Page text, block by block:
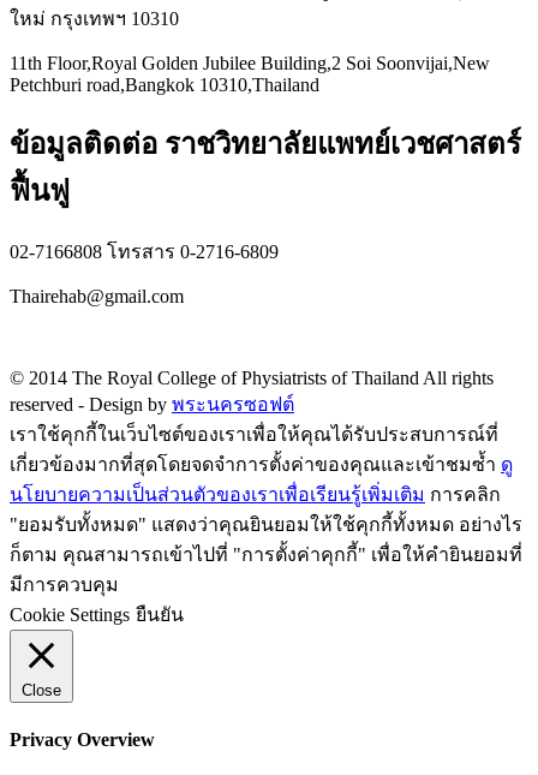
ใหม่ กรุงเทพฯ 10310
11th Floor,Royal Golden Jubilee Building,2 Soi Soonvijai,New
Petchburi road,Bangkok 10310,Thailand
ข้อมูลติดต่อ ราชวิทยาลัยแพทย์เวชศาสตร์
ฟื้นฟู
02-7166808 โทรสาร 0-2716-6809
Thairehab@gmail.com
© 2014 The Royal College of Physiatrists of Thailand All rights
reserved - Design by พระนครซอฟต์
เราใช้คุกกี้ในเว็บไซต์ของเราเพื่อให้คุณได้รับประสบการณ์ที่
เกี่ยวข้องมากที่สุดโดยจดจำการตั้งค่าของคุณและเข้าชมซ้ำ ดู
นโยบายความเป็นส่วนตัวของเราเพื่อเรียนรู้เพิ่มเติม การคลิก
"ยอมรับทั้งหมด" แสดงว่าคุณยินยอมให้ใช้คุกกี้ทั้งหมด อย่างไร
ก็ตาม คุณสามารถเข้าไปที่ "การตั้งค่าคุกกี้" เพื่อให้คำยินยอมที่
มีการควบคุม
Cookie Settings ยืนยัน
Close
Privacy Overview